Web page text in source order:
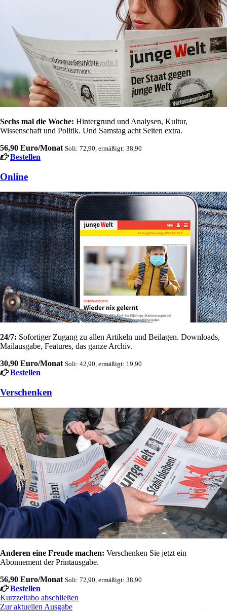
Sechs mal die Woche: Hintergrund und Analysen, Kultur,
Wissenschaft und Politik. Und Samstag acht Seiten extra.
56,90 Euro/Monat Soli: 72,90, ermäßigt: 38,90
Bestellen
Online
24/7: Sofortiger Zugang zu allen Artikeln und Beilagen. Downloads,
Mailausgabe, Features, das ganze Archiv.
30,90 Euro/Monat Soli: 42,90, ermäßigt: 19,90
Bestellen
Verschenken
Anderen eine Freude machen: Verschenken Sie jetzt ein
Abonnement der Printausgabe.
56,90 Euro/Monat Soli: 72,90, ermäßigt: 38,90
Bestellen
Kurzzeitabo abschließen
Zur aktuellen Ausgabe